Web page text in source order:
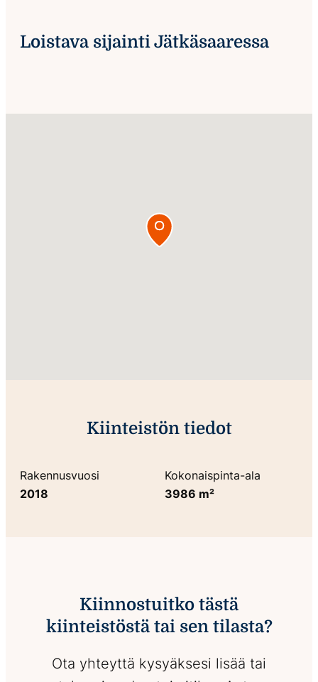
Loistava sijainti Jätkäsaaressa
Kiinteistön tiedot
Rakennusvuosi
2018
Kokonaispinta-ala
3986 m²
Kiinnostuitko tästä
kiinteistöstä tai sen tilasta?
Ota yhteyttä kysyäksesi lisää tai